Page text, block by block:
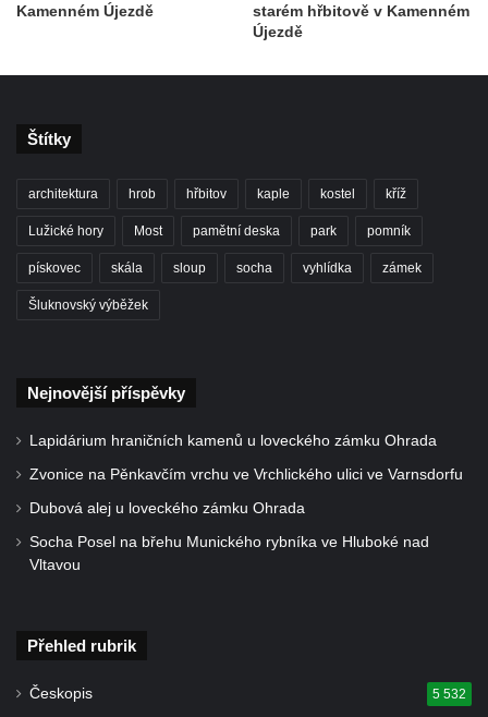
nad Desnou v Tanvaldu
Tanvaldu
Starých Křečanech
Hrob rodiny Klingerových na hřbitově ve
Starých Křečanech
kapli svaté Alžběty Durynské v Dolních
Pomník Theodora Körnera v Tyršově ulici v
Šluknově
Pomník Františka Josefa I. u křížové cesty
ve Šluknově
Pamětní deska Polské armádě na budově
Hrob Jiřího Kasala na hřbitově v Dubé
Kamenném Újezdě
starém hřbitově v Kamenném
Újezdě
Štítky
architektura hrob hřbitov kaple kostel kříž
Lužické hory Most pamětní deska park pomník
pískovec skála sloup socha vyhlídka zámek
Šluknovský výběžek
Nejnovější příspěvky
Lapidárium hraničních kamenů u loveckého zámku Ohrada
Zvonice na Pěnkavčím vrchu ve Vrchlického ulici ve Varnsdorfu
Dubová alej u loveckého zámku Ohrada
Socha Posel na břehu Munického rybníka ve Hluboké nad
Vltavou
Přehled rubrik
Českopis 5 532